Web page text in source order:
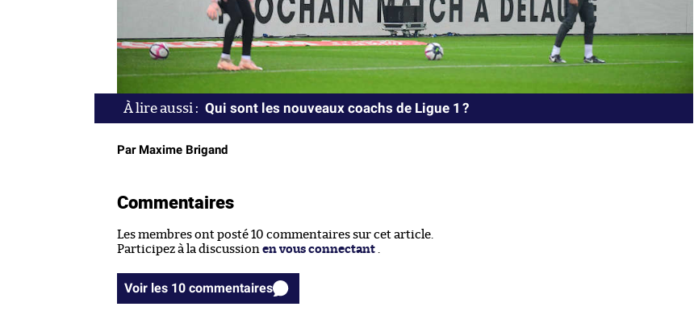
Qui sont les nouveaux coachs de Ligue 1 ?
Par Maxime Brigand
Commentaires
Les membres ont posté 10 commentaires sur cet article.
Participez à la discussion en vous connectant
Voir les 10 commentaires